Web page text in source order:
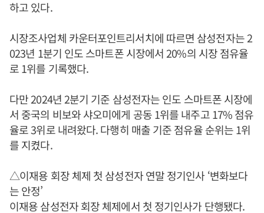
하고 있다.
시장조사업체 카운터포인트리서치에 따르면 삼성전자는 2
023년 1분기 인도 스마트폰 시장에서 20%의 시장 점유율
로 1위를 기록했다.
다만 2024년 2분기 기준 삼성전자는 인도 스마트폰 시장에
서 중국의 비보와 샤오미에게 공동 1위를 내주고 17% 점유
율로 3위로 내려왔다. 다행히 매출 기준 점유율 순위는 1위
를 지켰다.
△이재용 회장 체제 첫 삼성전자 연말 정기인사 ‘변화보다
는 안정’
이재용 삼성전자 회장 체제에서 첫 정기인사가 단행됐다.